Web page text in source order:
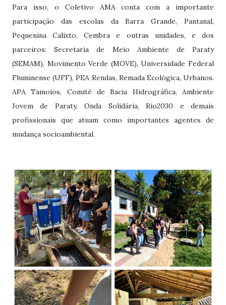
Para isso, o Coletivo AMA conta com a importante
participação das escolas da Barra Grande, Pantanal,
Pequenina Calixto, Cembra e outras unidades, e dos
parceiros: Secretaria de Meio Ambiente de Paraty
(SEMAM), Movimento Verde (MOVE), Universidade Federal
Fluminense (UFF), PEA Rendas, Remada Ecológica, Urbanos.
APA Tamoios, Comitê de Bacia Hidrográfica, Ambiente
Jovem de Paraty, Onda Solidária, Rio2030 e demais
profissionais que atuam como importantes agentes de
mudança socioambiental.